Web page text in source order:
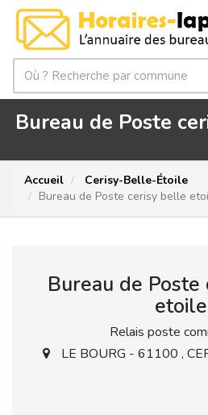
Bureau de Poste
Accueil
Cerisy-Belle-Étoile
Bureau de Poste cerisy belle
Bureau de
etoile
Relais poste
LE BOURG - 61100 ,